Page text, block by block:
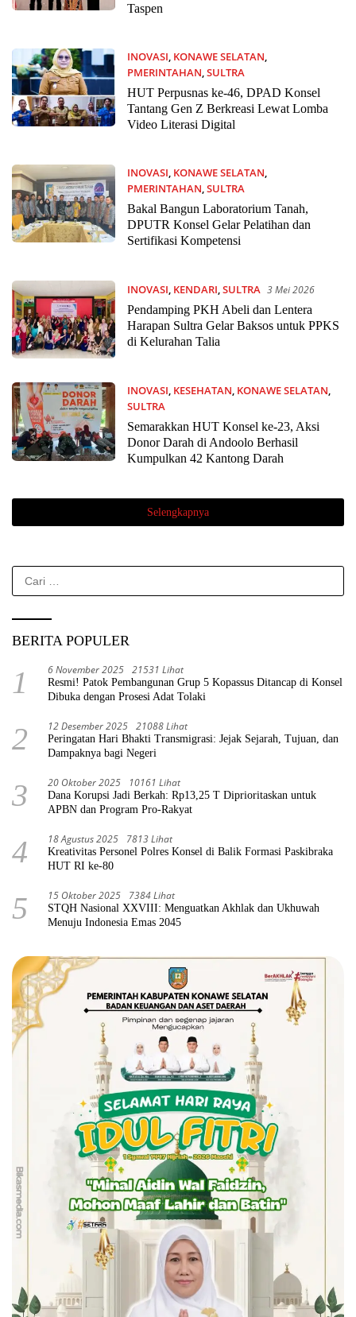
Taspen
INOVASI, KONAWE SELATAN,
PMERINTAHAN,SULTRA
20 Mei 2026
HUT Perpusnas ke-46, DPAD Konsel
Tantang Gen Z Berkreasi Lewat Lomba
Video Literasi Digital
INOVASI, KONAWE SELATAN,
PMERINTAHAN,SULTRA
15 Mei 2026
Bakal Bangun Laboratorium Tanah,
DPUTR Konsel Gelar Pelatihan dan
Sertifikasi Kompetensi
INOVASI, KENDARI,SULTRA 3 Mei 2026
Pendamping PKH Abeli dan Lentera
Harapan Sultra Gelar Baksos untuk PPKS
di Kelurahan Talia
INOVASI, KESEHATAN, KONAWE SELATAN,
SULTRA
1 Mei 2026
Semarakkan HUT Konsel ke-23, Aksi
Donor Darah di Andoolo Berhasil
Kumpulkan 42 Kantong Darah
Selengkapnya
Cari
untuk:
BERITA POPULER
1 6 November 2025 21531 Lihat
Resmi! Patok Pembangunan Grup 5 Kopassus Ditancap di Konsel
Dibuka dengan Prosesi Adat Tolaki
2 12 Desember 2025 21088 Lihat
Peringatan Hari Bhakti Transmigrasi: Jejak Sejarah, Tujuan, dan
Dampaknya bagi Negeri
3 20 Oktober 2025 10161 Lihat
Dana Korupsi Jadi Berkah: Rp13,25 T Diprioritaskan untuk
APBN dan Program Pro-Rakyat
4 18 Agustus 2025 7813 Lihat
Kreativitas Personel Polres Konsel di Balik Formasi Paskibraka
HUT RI ke-80
5 15 Oktober 2025 7384 Lihat
STQH Nasional XXVIII: Menguatkan Akhlak dan Ukhuwah
Menuju Indonesia Emas 2045